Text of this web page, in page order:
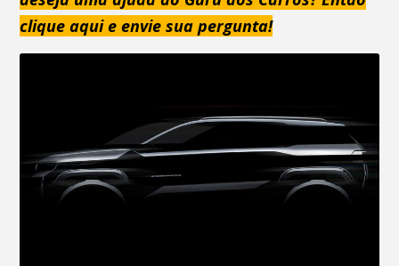
clique aqui e envie sua pergunta!